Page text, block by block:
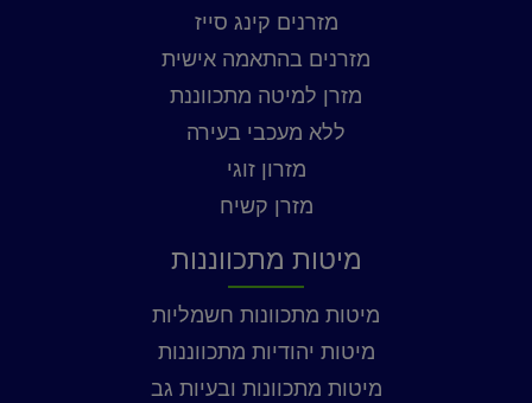
מזרנים קינג סייז
מזרנים בהתאמה אישית
מזרן למיטה מתכווננת
ללא מעכבי בעירה
מזרון זוגי
מזרן קשיח
מיטות מתכווננות
מיטות מתכוונות חשמליות
מיטות יהודיות מתכווננות
מיטות מתכוונות ובעיות גב